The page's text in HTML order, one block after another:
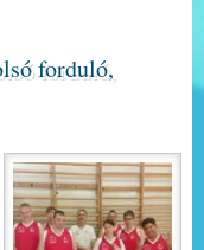
forduló,